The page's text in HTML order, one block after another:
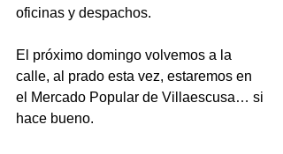
oficinas y despachos.
El próximo domingo volvemos a la
calle, al prado esta vez, estaremos en
el Mercado Popular de Villaescusa… si
hace bueno.